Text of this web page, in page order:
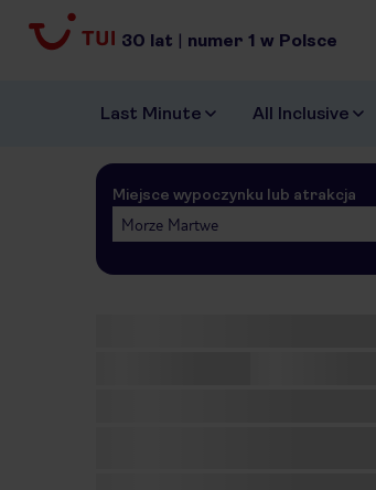
30 lat | numer 1 w Polsce
Last Minute All Inclusive
Miejsce wypoczynku lub atrakcja
Morze Martwe